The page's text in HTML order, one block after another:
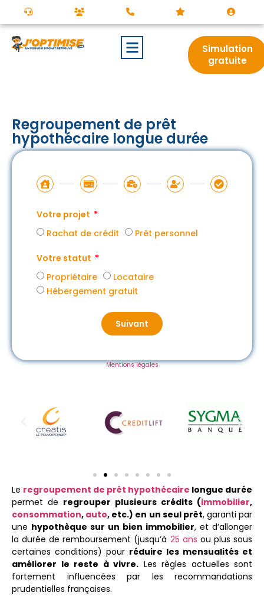
Simulation
gratuite
Regroupement de prêt
hypothécaire longue durée
Votre projet
Rachat de crédit
Prêt personnel
Votre statut
Propriétaire
Locataire
Hébergement gratuit
Suivant
Mentions légales
Le regroupement de prêt hypothécaire longue durée
permet de regrouper plusieurs crédits (immobilier,
consommation, auto, etc.) en un seul prêt, garanti par
une hypothèque sur un bien immobilier, et d’allonger
la durée de remboursement (jusqu’à 25 ans ou plus sous
certaines conditions) pour réduire les mensualités et
améliorer le reste à vivre. Les règles actuelles sont
fortement influencées par les recommandations
prudentielles françaises.